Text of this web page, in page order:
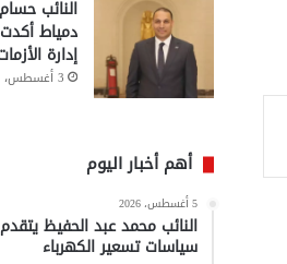
النائب
دمياط
إدارة
3 أغسطس، 2026
أهم أخبار اليوم
5 أغسطس، 2026
النائب محمد عبد الحفيظ
سياسات تسعير الكهرباء